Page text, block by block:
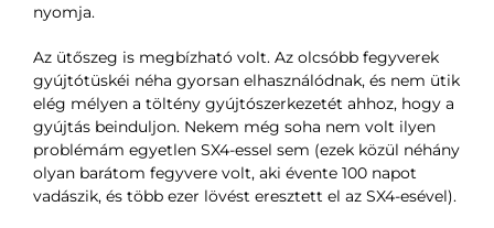
nyomja.
Az ütőszeg is megbízható volt. Az olcsóbb fegyverek
gyújtótüskéi néha gyorsan elhasználódnak, és nem ütik
elég mélyen a töltény gyújtószerkezetét ahhoz, hogy a
gyújtás beinduljon. Nekem még soha nem volt ilyen
problémám egyetlen SX4-essel sem (ezek közül néhány
olyan barátom fegyvere volt, aki évente 100 napot
vadászik, és több ezer lövést eresztett el az SX4-esével).